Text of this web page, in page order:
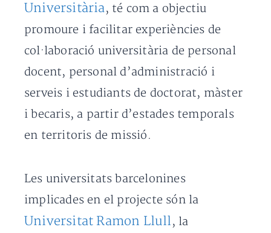
Universitària, té com a objectiu
promoure i facilitar experiències de
col·laboració universitària de personal
docent, personal d’administració i
serveis i estudiants de doctorat, màster
i becaris, a partir d’estades temporals
en territoris de missió.
Les universitats barcelonines
implicades en el projecte són la
Universitat Ramon Llull, la